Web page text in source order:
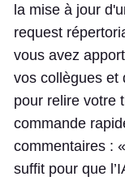
la mise à jour
request
vous avez
vos collègues et
pour relire votre
commande
commentaires :
suffit pour que